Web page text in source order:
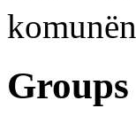
Groups